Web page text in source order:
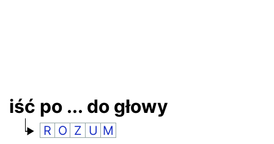
iść po ... do głowy
R O Z U M